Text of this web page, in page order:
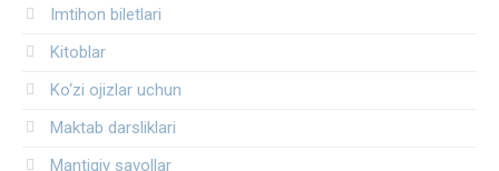
Imtihon biletlari
Kitoblar
Ko‘zi ojizlar uchun
Maktab darsliklari
Mantiqiy savollar